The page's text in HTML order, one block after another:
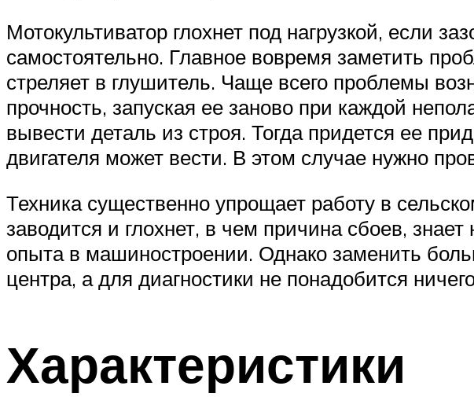
Мотокультиватор глохнет под нагрузкой, если
самостоятельно. Главное вовремя заметить
стреляет в глушитель. Чаще всего проблемы
прочность, запуская ее заново при каждой
вывести деталь из строя. Тогда придется ее
двигателя может вести. В этом случае нужно
Техника существенно упрощает работу в
заводится и глохнет, в чем причина сбоев,
опыта в машиностроении. Однако заменить
центра, а для диагностики не понадобится
Характеристики